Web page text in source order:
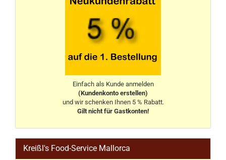
Einfach als Kunde anmelden
(Kundenkonto erstellen)
und wir schenken Ihnen 5 % Rabatt.
Gilt nicht für Gastkonten!
Kreißl's Food-Service Mallorca